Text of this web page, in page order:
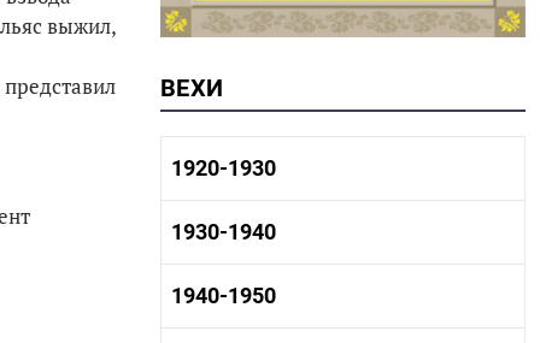
выжил,
ВЕХИ
1920-1930
1920-1930 история
1920-1930 культура
1930-1940
1930-1940 история
1930-1940 культура
1940-1950